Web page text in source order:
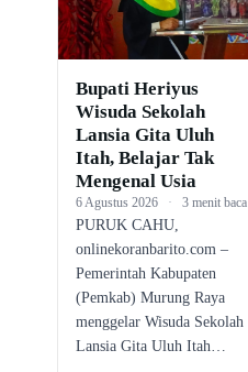
Bupati Heriyus
Wisuda Sekolah
Lansia Gita Uluh
Itah, Belajar Tak
Mengenal Usia
6 Agustus 2026 · 3 menit baca
PURUK CAHU,
onlinekoranbarito.com –
Pemerintah Kabupaten
(Pemkab) Murung Raya
menggelar Wisuda Sekolah
Lansia Gita Uluh Itah…